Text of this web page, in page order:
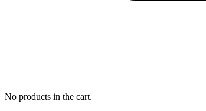
No products in the cart.